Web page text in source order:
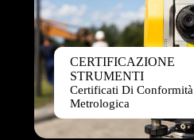
CERTIFICAZIONE
STRUMENTI
Certificati Di Conformità
Metrologica